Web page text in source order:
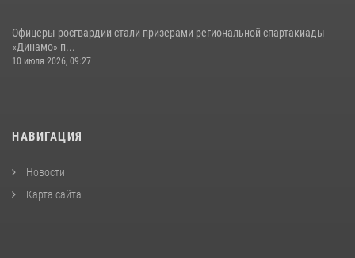
Офицеры росгвардии стали призерами региональной спартакиады
«Динамо» п...
10 июля 2026, 09:27
НАВИГАЦИЯ
Новости
Карта сайта